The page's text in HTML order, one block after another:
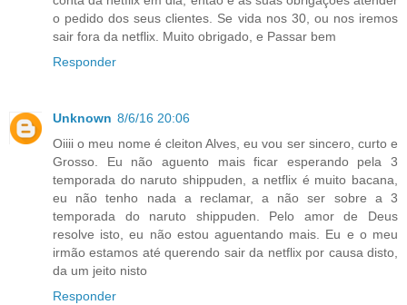
o pedido dos seus clientes. Se vida nos 30, ou nos iremos
sair fora da netflix. Muito obrigado, e Passar bem
Responder
Unknown 8/6/16 20:06
Oiiii o meu nome é cleiton Alves, eu vou ser sincero, curto e
Grosso. Eu não aguento mais ficar esperando pela 3
temporada do naruto shippuden, a netflix é muito bacana,
eu não tenho nada a reclamar, a não ser sobre a 3
temporada do naruto shippuden. Pelo amor de Deus
resolve isto, eu não estou aguentando mais. Eu e o meu
irmão estamos até querendo sair da netflix por causa disto,
da um jeito nisto
Responder